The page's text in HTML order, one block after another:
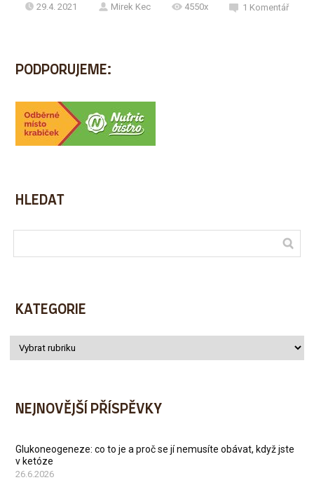
29.4. 2021 Mirek Kec 4550x 1 Komentář
PODPORUJEME:
HLEDAT
KATEGORIE
NEJNOVĚJŠÍ PŘÍSPĚVKY
Glukoneogeneze: co to je a proč se jí nemusíte obávat, když jste
v ketóze
26.6.2026